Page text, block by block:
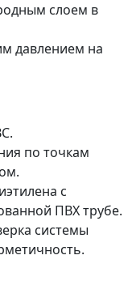
слоем в
давлением на
по точкам
с
ПВХ трубе.
системы